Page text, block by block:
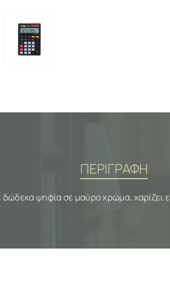
ΠΕΡΙΓΡΑΦΗ
ψηφία σε μαύρο χρώμα, χαρίζει